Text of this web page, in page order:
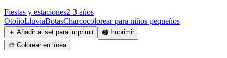
Fiestas y estaciones2-3 años
OtoñoLluviaBotasCharcocolorear para niños pequeños
＋ Añadir al set para imprimir 🖨️ Imprimir
🎨 Colorear en línea